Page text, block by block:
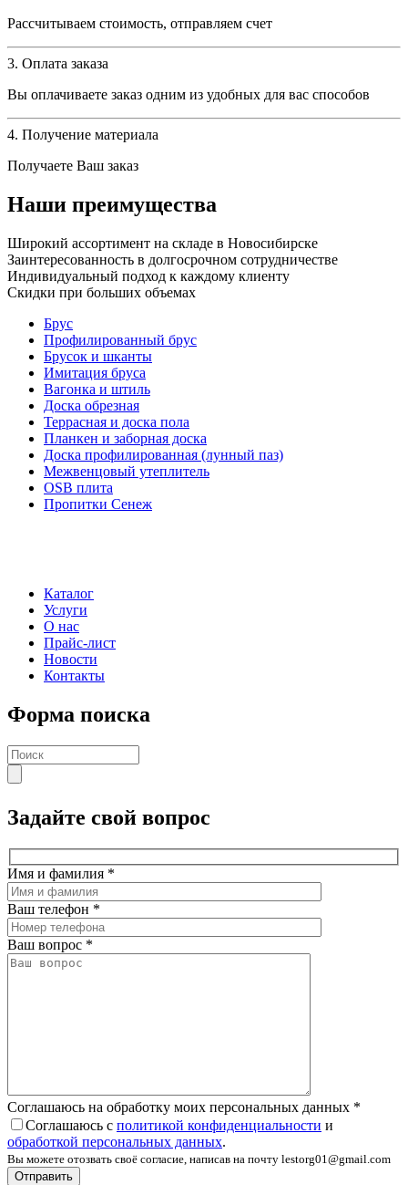
Рассчитываем стоимость, отправляем счет
3. Оплата заказа
Вы оплачиваете заказ одним из удобных для вас способов
4. Получение материала
Получаете Ваш заказ
Наши преимущества
Широкий ассортимент на складе в Новосибирске
Заинтересованность в долгосрочном сотрудничестве
Индивидуальный подход к каждому клиенту
Скидки при больших объемах
Брус
Профилированный брус
Брусок и шканты
Имитация бруса
Вагонка и штиль
Доска обрезная
Террасная и доска пола
Планкен и заборная доска
Доска профилированная (лунный паз)
Межвенцовый утеплитель
OSB плита
Пропитки Сенеж
Каталог
Услуги
О нас
Прайс-лист
Новости
Контакты
Форма поиска
Задайте свой вопрос
Имя и фамилия *
Ваш телефон *
Ваш вопрос *
Соглашаюсь на обработку моих персональных данных *
Соглашаюсь с политикой конфиденциальности и
обработкой персональных данных.
Вы можете отозвать своё согласие, написав на почту lestorg01@gmail.com